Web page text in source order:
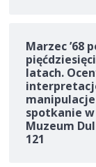
Marzec ’68
latach.
spotkanie w
Muzeum
121